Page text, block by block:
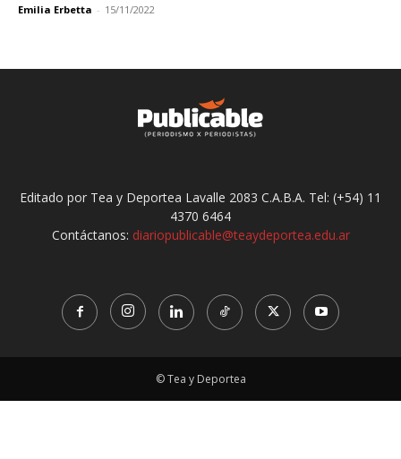
Emilia Erbetta - 15/11/2022
Editado por Tea y Deportea Lavalle 2083 C.A.B.A. Tel: (+54) 11
4370 6464
Contáctanos: diariopublicable@teaydeportea.edu.ar
© Tea y Deportea